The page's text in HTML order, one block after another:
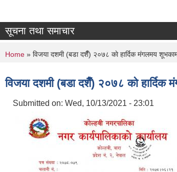
सूचना तथा समाचार
You are here
Home » विजया दशमी (बडा दशैँ) २०७८ काे हार्दिक मंगलमय
विजया दशमी (बडा दशैँ) २०७८ काे हार्दिक
Submitted on: Wed, 10/13/2021 - 23:01